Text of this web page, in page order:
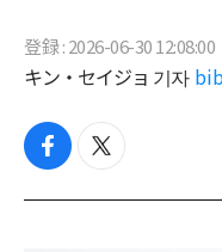
登録 : 2026-06-30 12:08:00
キン・セイジョ 기자
f
c
t
i